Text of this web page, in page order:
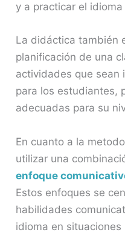
y a practicar el
La didáctica también
planificación de una
actividades que sean
para los estudiantes,
adecuadas para su
En cuanto a la
utilizar una
enfoque
Estos enfoques se
habilidades
idioma en situaciones